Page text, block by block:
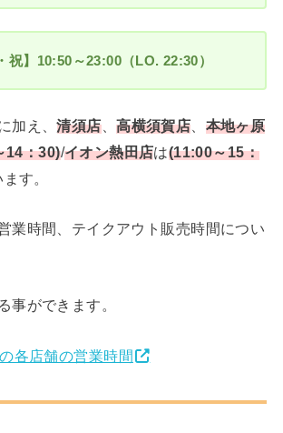
祝】 10:50 ～23:00（LO. 22:30）
加え、清須店、高横須賀店
本地ヶ原
14：30)/イオン熱田店は(11:00～15：
す。
業時間、テイクアウト販売時間につい
事ができます。
各店舗の営業時間